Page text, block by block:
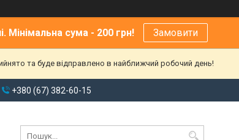
Мінімальна сума - 200 грн! Замовити
та буде відправлено в найближчий робочий день!
+380 (67) 382-60-15